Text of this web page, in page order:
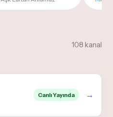
108 kanal
Canlı Yayında →